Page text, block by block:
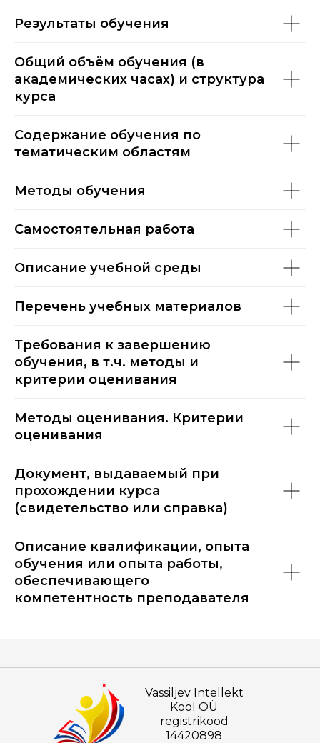
Результаты обучения
Общий объём обучения (в
академических часах) и структура
курса
Содержание обучения по
тематическим областям
Методы обучения
Самостоятельная работа
Описание учебной среды
Перечень учебных материалов
Требования к завершению
обучения, в т.ч. методы и
критерии оценивания
Методы оценивания. Критерии
оценивания
Документ, выдаваемый при
прохождении курса
(свидетельство или справка)
Описание квалификации, опыта
обучения или опыта работы,
обеспечивающего
компетентность преподавателя
Vassiljev Intellekt
Kool OÜ
registrikood
14420898